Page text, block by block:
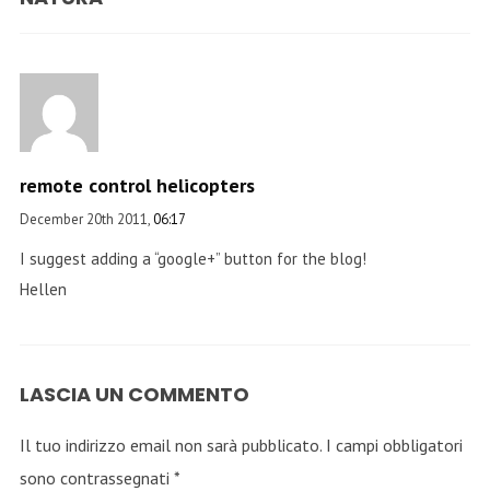
remote control helicopters
December 20th 2011,06:17
I suggest adding a “google+” button for the blog!
Hellen
LASCIA UN COMMENTO
Il tuo indirizzo email non sarà pubblicato. I campi obbligatori
sono contrassegnati *